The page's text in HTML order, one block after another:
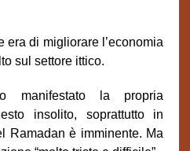
era di migliorare l’economia
sul settore ittico.
manifestato la propria
insolito, soprattutto in
Ramadan è imminente. Ma